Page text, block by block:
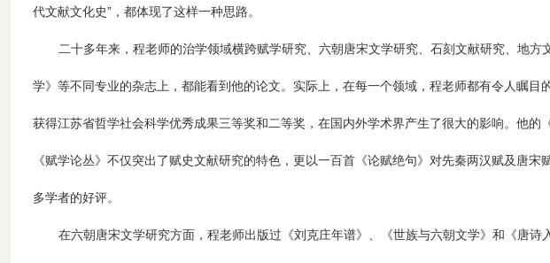
代文献文化史”，都体现了这样一种思路。
二十多年来，程老师的治学领域横跨赋学研究、六朝唐宋文学研究、石刻文献研究、地
学》等不同专业的杂志上，都能看到他的论文。实际上，在每一个领域，程老师都有令人瞩
获得江苏省哲学社会科学优秀成果三等奖和二等奖，在国内外学术界产生了很大的影响。他
《赋学论丛》不仅突出了赋史文献研究的特色，更以一百首《论赋绝句》对先秦两汉赋及唐
多学者的好评。
在六朝唐宋文学研究方面，程老师出版过《刘克庄年谱》、《世族与六朝文学》和《唐